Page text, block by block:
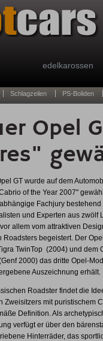
edelkarossen
Schlagzeilen PS-Boliden
Opel
GT wurde auf dem
of the Year 2007"
Fachjury bestehend
und Experten aus zwölf
allem vom attraktiven
Roadsters begeistert. Der
TwinTop (2004) und dem
2000) das dritte Opel-
Auszeichnung erhält.
Roadster findet die
Zweisitzers mit puristischem
Definition. Als
verfügt er über den
Hinterräder, das